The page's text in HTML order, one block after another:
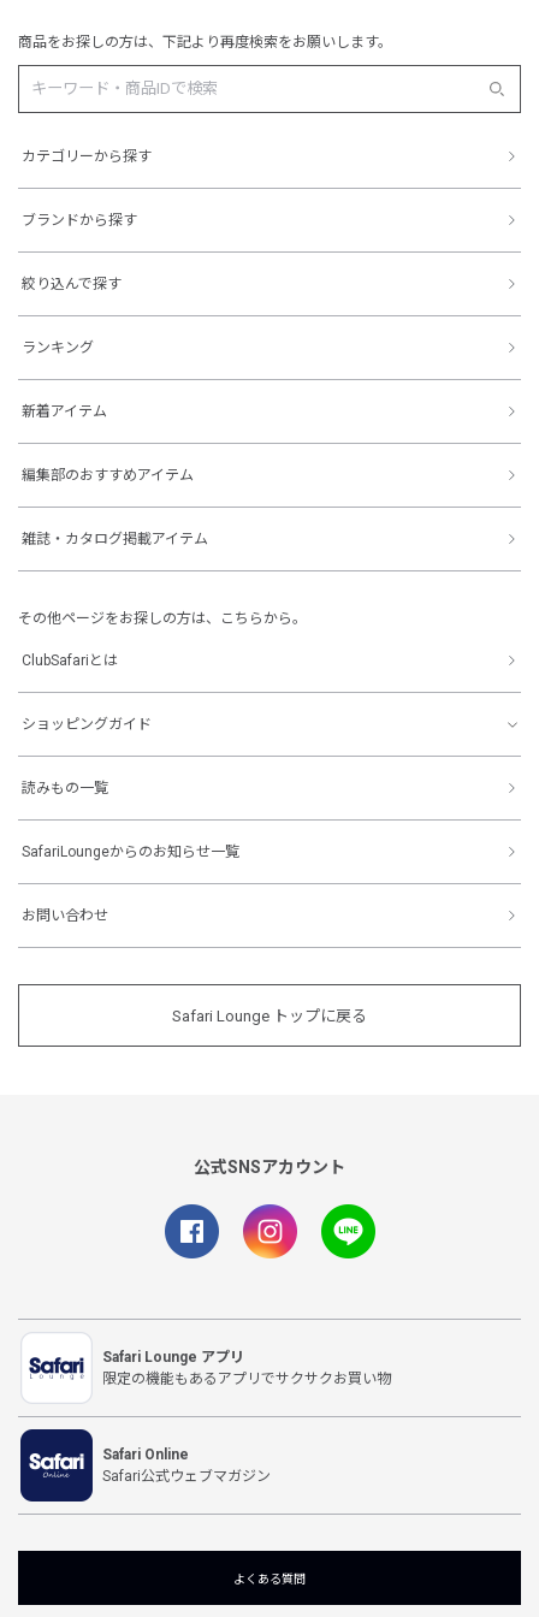
商品をお探しの方は、下記より再度検索をお願いします。
カテゴリーから探す
ブランドから探す
絞り込んで探す
ランキング
新着アイテム
編集部のおすすめアイテム
雑誌・カタログ掲載アイテム
その他ページをお探しの方は、こちらから。
ClubSafariとは
ショッピングガイド
読みもの一覧
SafariLoungeからのお知らせ一覧
お問い合わせ
Safari Lounge トップに戻る
公式SNSアカウント
Safari Lounge アプリ
限定の機能もあるアプリでサクサクお買い物
Safari Online
Safari公式ウェブマガジン
よくある質問